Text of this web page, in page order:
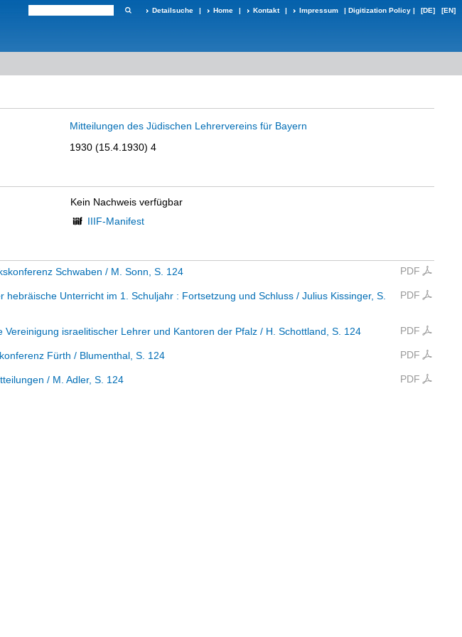
Detailsuche | Home | Kontakt | Impressum | Digitization Policy | [DE] [EN]
Mitteilungen des Jüdischen Lehrervereins für Bayern
1930 (15.4.1930) 4
Kein Nachweis verfügbar
IIIF-Manifest
PDF
Schwaben / M. Sonn , S. 124
PDF
hebräische Unterricht im 1. Schuljahr : Fortsetzung und Schluss / Julius Kissinger, S.
PDF
Vereinigung israelitischer Lehrer und Kantoren der Pfalz / H. Schottland , S. 124
PDF
Fürth / Blumenthal , S. 124
PDF
/ M. Adler, S. 124